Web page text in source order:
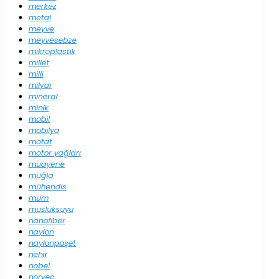
merkez
metal
meyve
meyvesebze
mikroplastik
millet
milli
milyar
mineral
minik
mobil
mobilya
motat
motor yağları
muayene
muğla
mühendis
mum
musluksuyu
nanofiber
naylon
naylonpoşet
nehir
nobel